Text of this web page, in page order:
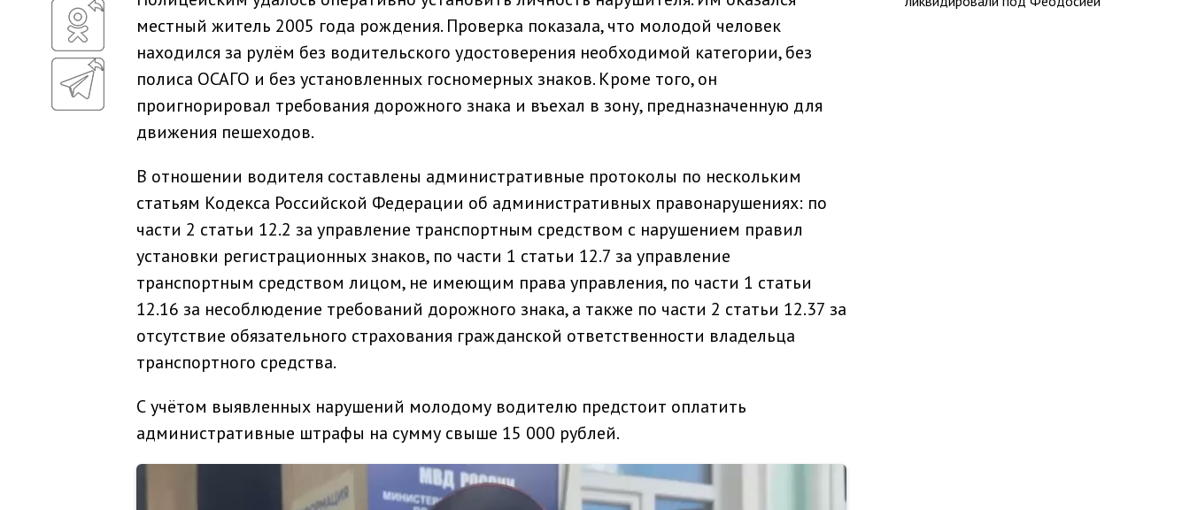
местный житель 2005 года рождения. Проверка показала, что молодой человек
находился за рулём без водительского удостоверения необходимой категории, без
полиса ОСАГО и без установленных госномерных знаков. Кроме того, он
проигнорировал требования дорожного знака и въехал в зону, предназначенную для
движения пешеходов.
В отношении водителя составлены административные протоколы по нескольким
статьям Кодекса Российской Федерации об административных правонарушениях: по
части 2 статьи 12.2 за управление транспортным средством с нарушением правил
установки регистрационных знаков, по части 1 статьи 12.7 за управление
транспортным средством лицом, не имеющим права управления, по части 1 статьи
12.16 за несоблюдение требований дорожного знака, а также по части 2 статьи 12.37 за
отсутствие обязательного страхования гражданской ответственности владельца
транспортного средства.
С учётом выявленных нарушений молодому водителю предстоит оплатить
административные штрафы на сумму свыше 15 000 рублей.